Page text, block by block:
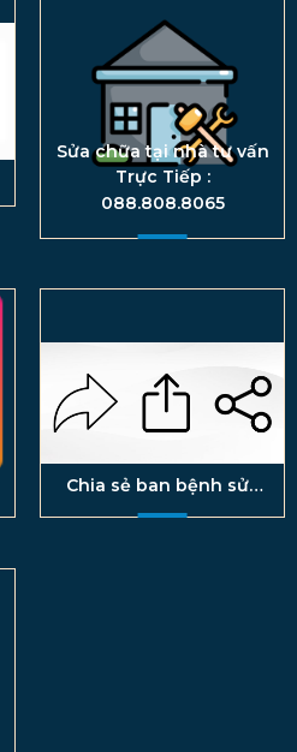
Sửa chữa tại nhà tư vấn
Trực Tiếp :
088.808.8065
Chia sẻ ban bệnh sửa